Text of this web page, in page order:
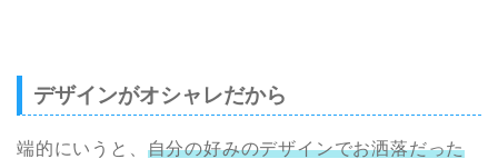
デザインがオシャレだから
端的にいうと、 自分の好みのデザインでお洒落だった